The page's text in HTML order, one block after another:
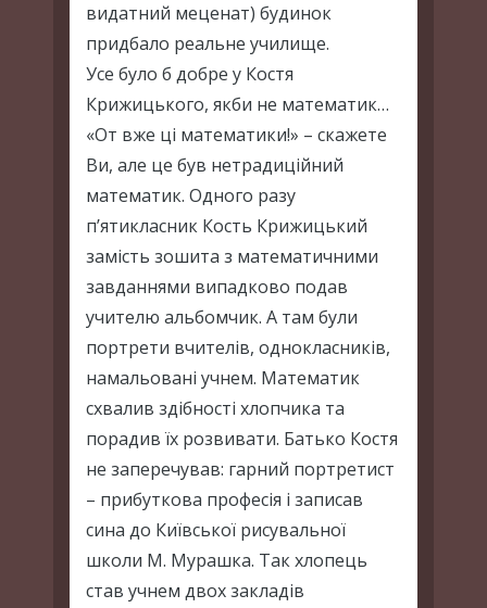
видатний меценат) будинок
придбало реальне училище.
Усе було б добре у Костя
Крижицького, якби не математик…
«От вже ці математики!» – скажете
Ви, але це був нетрадиційний
математик. Одного разу
п’ятикласник Кость Крижицький
замість зошита з математичними
завданнями випадково подав
учителю альбомчик. А там були
портрети вчителів, однокласників,
намальовані учнем. Математик
схвалив здібності хлопчика та
порадив їх розвивати. Батько Костя
не заперечував: гарний портретист
– прибуткова професія і записав
сина до Київської рисувальної
школи М. Мурашка. Так хлопець
став учнем двох закладів